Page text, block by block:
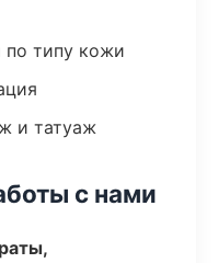
типу кожи
и татуаж
с нами